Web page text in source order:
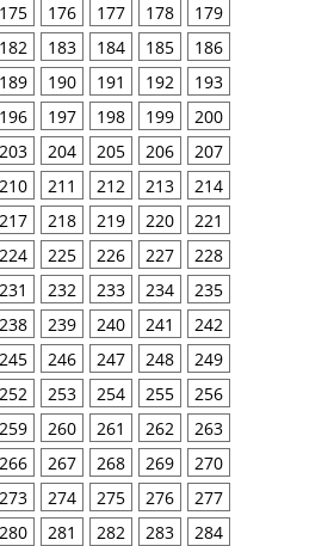
175 176 177 178
179
182 183 184 185
186
189 190 191 192
193
196 197 198 199
200
203 204 205 206
207
210 211 212 213
214
217 218 219 220
221
224 225 226 227
228
231 232 233 234
235
238 239 240 241
242
245 246 247 248
249
252 253 254 255
256
259 260 261 262
263
266 267 268 269
270
273 274 275 276
277
280 281 282 283
284